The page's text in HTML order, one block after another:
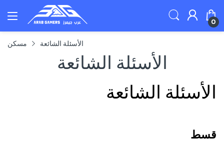
0
مسكن الأسئلة الشائعة
الأسئلة الشائعة
الأسئلة الشائعة
قسط